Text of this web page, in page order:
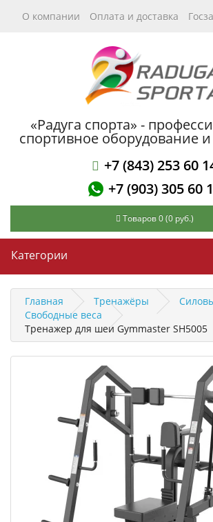
О компании Оплата и доставка
«Радуга спорта» -
спортивное оборудование
+7 (843) 253 60
+7 (903) 305 60
Товаров 0 (0 руб.)
Категории
Главная Тренажёры
Свободные веса
Тренажер для шеи Gymmaster SH5005